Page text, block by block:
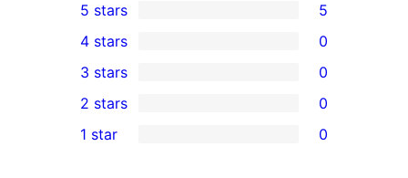
5
5-
star
reviews
5 stars 5
4-
star
reviews
4 stars 0
0
3-
star
3 stars 0
2-
2 stars 0
1 star 0